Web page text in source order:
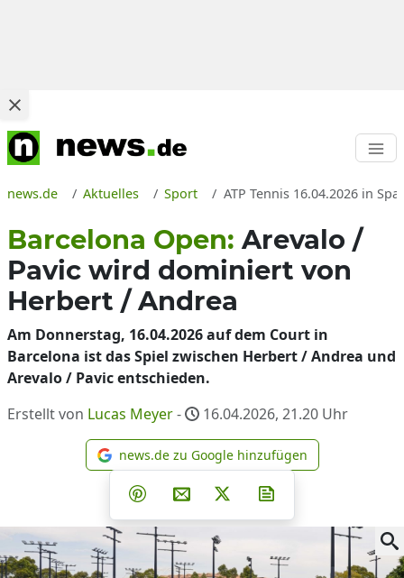
news.de Aktuelles Sport ATP Tennis 16.04.2026 in
Barcelona Open: Arevalo /
Pavic wird dominiert von
Herbert / Andrea
Am Donnerstag, 16.04.2026 auf dem Court in
Barcelona ist das Spiel zwischen Herbert / Andrea und
Arevalo / Pavic entschieden.
Erstellt von Lucas Meyer- 16.04.2026, 21.20 Uhr
news.de zu Google
news.de zu Google hinzufügen
Teilen auf Facebook
Teilen auf Whatsapp
Teilen auf Telegram
Teilen auf Pinterest
Per E-Mail teilen
Post auf X